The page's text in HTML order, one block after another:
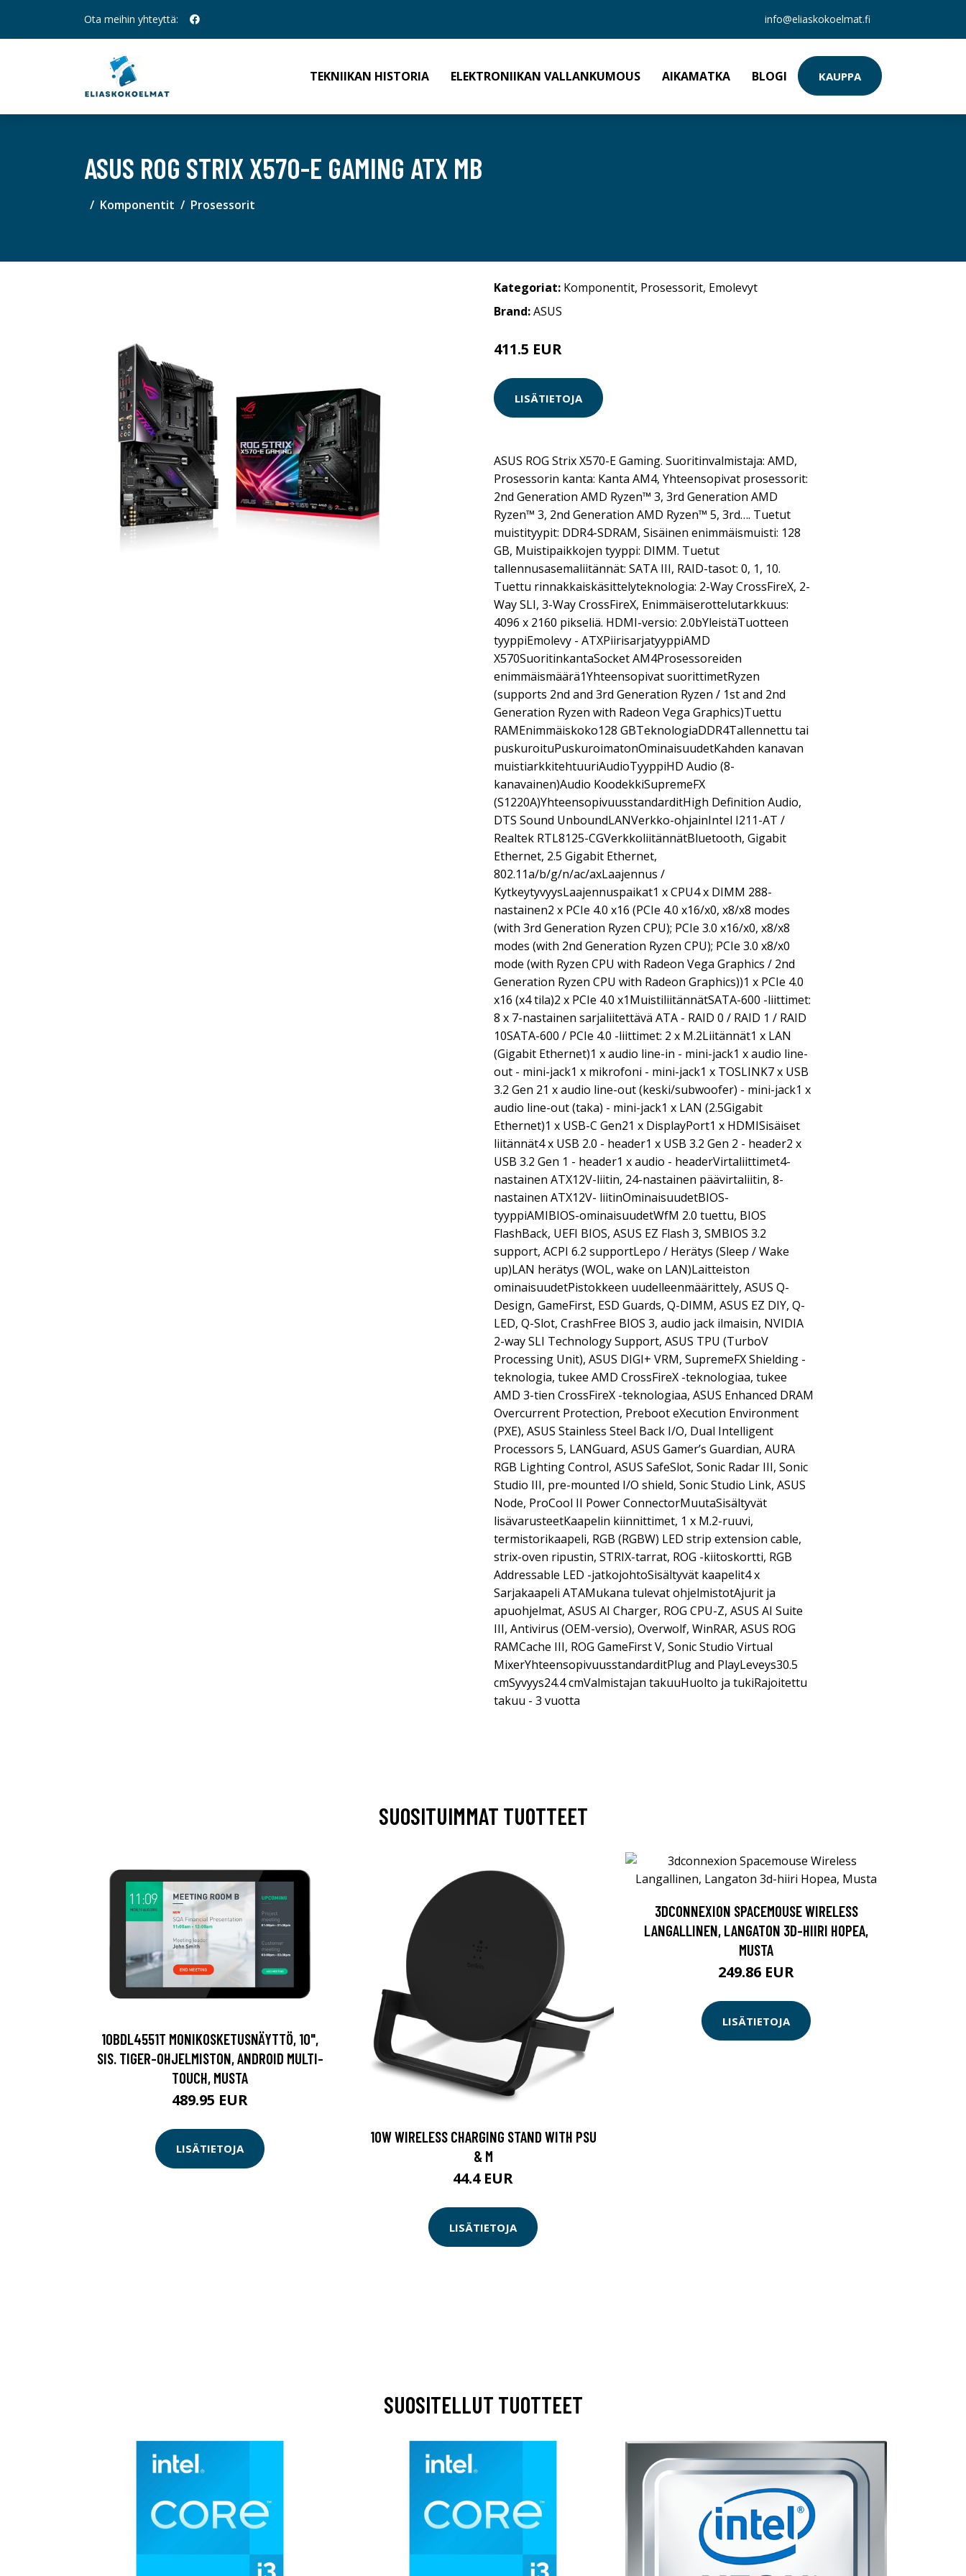
Ota meihin yhteyttä: info@eliaskokoelmat.fi
TEKNIIKAN HISTORIA ELEKTRONIIKAN VALLANKUMOUS AIKAMATKA BLOGI KAUPPA
ASUS ROG STRIX X570-E GAMING ATX MB
Komponentit Prosessorit
Kategoriat: Komponentit, Prosessorit, Emolevyt
Brand:ASUS
411.5 EUR
LISÄTIETOJA
ASUS ROG Strix X570-E Gaming. Suoritinvalmistaja: AMD,
Prosessorin kanta: Kanta AM4, Yhteensopivat prosessorit:
2nd Generation AMD Ryzen™ 3, 3rd Generation AMD
Ryzen™ 3, 2nd Generation AMD Ryzen™ 5, 3rd…. Tuetut
muistityypit: DDR4-SDRAM, Sisäinen enimmäismuisti: 128
GB, Muistipaikkojen tyyppi: DIMM. Tuetut
tallennusasemaliitännät: SATA III, RAID-tasot: 0, 1, 10.
Tuettu rinnakkaiskäsittelyteknologia: 2-Way CrossFireX, 2-
Way SLI, 3-Way CrossFireX, Enimmäiserottelutarkkuus:
4096 x 2160 pikseliä. HDMI-versio: 2.0bYleistäTuotteen
tyyppiEmolevy - ATXPiirisarjatyyppiAMD
X570SuoritinkantaSocket AM4Prosessoreiden
enimmäismäärä1Yhteensopivat suorittimetRyzen
(supports 2nd and 3rd Generation Ryzen / 1st and 2nd
Generation Ryzen with Radeon Vega Graphics)Tuettu
RAMEnimmäiskoko128 GBTeknologiaDDR4Tallennettu tai
puskuroituPuskuroimatonOminaisuudetKahden kanavan
muistiarkkitehtuuriAudioTyyppiHD Audio (8-
kanavainen)Audio KoodekkiSupremeFX
(S1220A)YhteensopivuusstandarditHigh Definition Audio,
DTS Sound UnboundLANVerkko-ohjainIntel I211-AT /
Realtek RTL8125-CGVerkkoliitännätBluetooth, Gigabit
Ethernet, 2.5 Gigabit Ethernet,
802.11a/b/g/n/ac/axLaajennus /
KytkeytyvyysLaajennuspaikat1 x CPU4 x DIMM 288-
nastainen2 x PCIe 4.0 x16 (PCIe 4.0 x16/x0, x8/x8 modes
(with 3rd Generation Ryzen CPU); PCIe 3.0 x16/x0, x8/x8
modes (with 2nd Generation Ryzen CPU); PCIe 3.0 x8/x0
mode (with Ryzen CPU with Radeon Vega Graphics / 2nd
Generation Ryzen CPU with Radeon Graphics))1 x PCIe 4.0
x16 (x4 tila)2 x PCIe 4.0 x1MuistiliitännätSATA-600 -liittimet:
8 x 7-nastainen sarjaliitettävä ATA - RAID 0 / RAID 1 / RAID
10SATA-600 / PCIe 4.0 -liittimet: 2 x M.2Liitännät1 x LAN
(Gigabit Ethernet)1 x audio line-in - mini-jack1 x audio line-
out - mini-jack1 x mikrofoni - mini-jack1 x TOSLINK7 x USB
3.2 Gen 21 x audio line-out (keski/subwoofer) - mini-jack1 x
audio line-out (taka) - mini-jack1 x LAN (2.5Gigabit
Ethernet)1 x USB-C Gen21 x DisplayPort1 x HDMISisäiset
liitännät4 x USB 2.0 - header1 x USB 3.2 Gen 2 - header2 x
USB 3.2 Gen 1 - header1 x audio - headerVirtaliittimet4-
nastainen ATX12V-liitin, 24-nastainen päävirtaliitin, 8-
nastainen ATX12V- liitinOminaisuudetBIOS-
tyyppiAMIBIOS-ominaisuudetWfM 2.0 tuettu, BIOS
FlashBack, UEFI BIOS, ASUS EZ Flash 3, SMBIOS 3.2
support, ACPI 6.2 supportLepo / Herätys (Sleep / Wake
up)LAN herätys (WOL, wake on LAN)Laitteiston
ominaisuudetPistokkeen uudelleenmäärittely, ASUS Q-
Design, GameFirst, ESD Guards, Q-DIMM, ASUS EZ DIY, Q-
LED, Q-Slot, CrashFree BIOS 3, audio jack ilmaisin, NVIDIA
2-way SLI Technology Support, ASUS TPU (TurboV
Processing Unit), ASUS DIGI+ VRM, SupremeFX Shielding -
teknologia, tukee AMD CrossFireX -teknologiaa, tukee
AMD 3-tien CrossFireX -teknologiaa, ASUS Enhanced DRAM
Overcurrent Protection, Preboot eXecution Environment
(PXE), ASUS Stainless Steel Back I/O, Dual Intelligent
Processors 5, LANGuard, ASUS Gamer’s Guardian, AURA
RGB Lighting Control, ASUS SafeSlot, Sonic Radar III, Sonic
Studio III, pre-mounted I/O shield, Sonic Studio Link, ASUS
Node, ProCool II Power ConnectorMuutaSisältyvät
lisävarusteetKaapelin kiinnittimet, 1 x M.2-ruuvi,
termistorikaapeli, RGB (RGBW) LED strip extension cable,
strix-oven ripustin, STRIX-tarrat, ROG -kiitoskortti, RGB
Addressable LED -jatkojohtoSisältyvät kaapelit4 x
Sarjakaapeli ATAMukana tulevat ohjelmistotAjurit ja
apuohjelmat, ASUS AI Charger, ROG CPU-Z, ASUS AI Suite
III, Antivirus (OEM-versio), Overwolf, WinRAR, ASUS ROG
RAMCache III, ROG GameFirst V, Sonic Studio Virtual
MixerYhteensopivuusstandarditPlug and PlayLeveys30.5
cmSyvyys24.4 cmValmistajan takuuHuolto ja tukiRajoitettu
takuu - 3 vuotta
SUOSITUIMMAT TUOTTEET
10BDL4551T MONIKOSKETUSNÄYTTÖ, 10",
SIS. TIGER-OHJELMISTON, ANDROID MULTI-
TOUCH, MUSTA
489.95 EUR
LISÄTIETOJA
10W WIRELESS CHARGING STAND WITH PSU
& M
44.4 EUR
LISÄTIETOJA
3DCONNEXION SPACEMOUSE WIRELESS
LANGALLINEN, LANGATON 3D-HIIRI HOPEA,
MUSTA
249.86 EUR
LISÄTIETOJA
SUOSITELLUT TUOTTEET